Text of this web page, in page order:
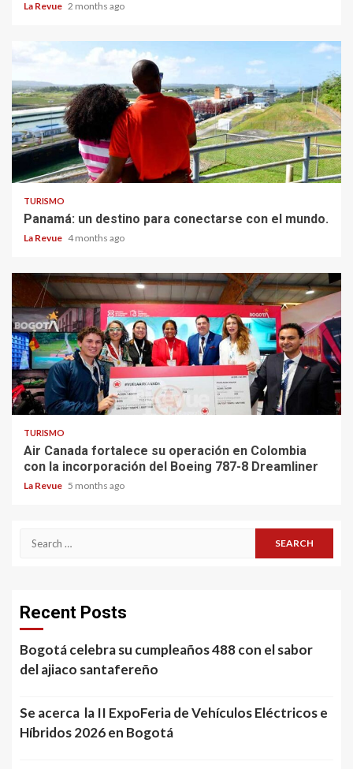
La Revue 2 months ago
TURISMO
Panamá: un destino para conectarse con el mundo.
La Revue 4 months ago
TURISMO
Air Canada fortalece su operación en Colombia
con la incorporación del Boeing 787-8 Dreamliner
La Revue 5 months ago
Search
Recent Posts
Bogotá celebra su cumpleaños 488 con el sabor
del ajiaco santafereño
Se acerca la II ExpoFeria de Vehículos Eléctricos e
Híbridos 2026 en Bogotá